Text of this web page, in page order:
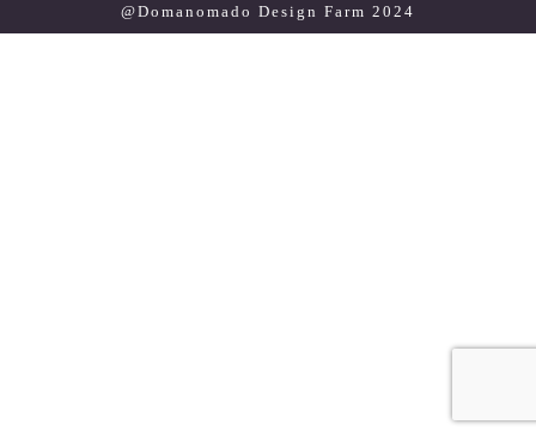
@Domanomado Design Farm 2024